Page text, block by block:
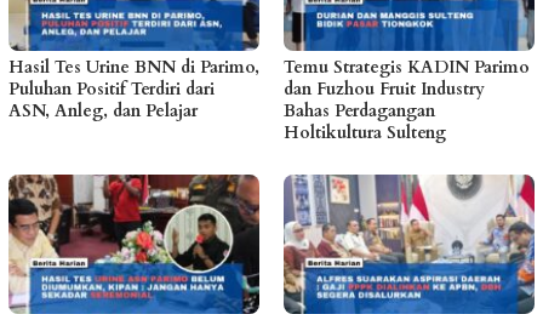
Hasil Tes Urine BNN di Parimo,
Puluhan Positif Terdiri dari
ASN, Anleg, dan Pelajar
Temu Strategis KADIN Parimo
dan Fuzhou Fruit Industry
Bahas Perdagangan
Holtikultura Sulteng